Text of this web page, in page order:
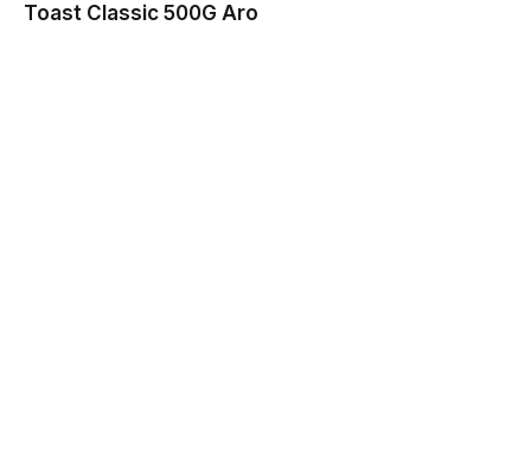
Toast Classic 500G Aro